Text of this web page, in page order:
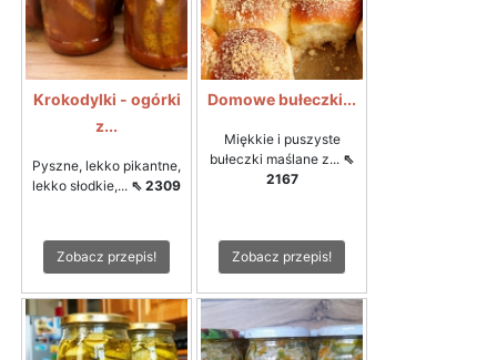
Krokodylki - ogórki
z...
Pyszne, lekko pikantne,
lekko słodkie,... ⇖ 2309
Zobacz przepis!
Domowe bułeczki...
Miękkie i puszyste
bułeczki maślane z... ⇖
2167
Zobacz przepis!